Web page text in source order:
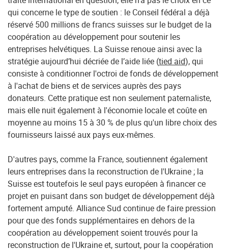
qui concerne le type de soutien : le Conseil fédéral a déjà
réservé 500 millions de francs suisses sur le budget de la
coopération au développement pour soutenir les
entreprises helvétiques. La Suisse renoue ainsi avec la
stratégie aujourd’hui décriée de l’aide liée (tied aid), qui
consiste à conditionner l'octroi de fonds de développement
à l'achat de biens et de services auprès des pays
donateurs. Cette pratique est non seulement paternaliste,
mais elle nuit également à l'économie locale et coûte en
moyenne au moins 15 à 30 % de plus qu'un libre choix des
fournisseurs laissé aux pays eux-mêmes.
D'autres pays, comme la France, soutiennent également
leurs entreprises dans la reconstruction de l'Ukraine ; la
Suisse est toutefois le seul pays européen à financer ce
projet en puisant dans son budget de développement déjà
fortement amputé. Alliance Sud continue de faire pression
pour que des fonds supplémentaires en dehors de la
coopération au développement soient trouvés pour la
reconstruction de l'Ukraine et, surtout, pour la coopération